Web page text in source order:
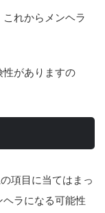
れからメンヘラ
がありますの
項目に当てはまっ
ラになる可能性